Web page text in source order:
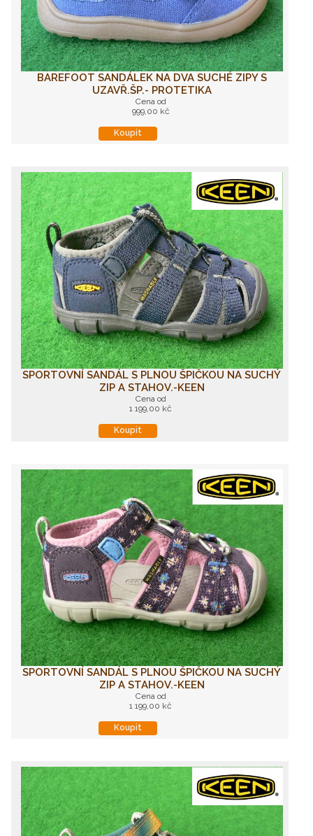
BAREFOOT SANDÁLEK NA DVA SUCHÉ ZIPY S
UZAVŘ.ŠP.- PROTETIKA
Cena od
999,00 kč
Koupit
SPORTOVNÍ SANDÁL S PLNOU ŠPIČKOU NA SUCHÝ
ZIP A STAHOV.-KEEN
Cena od
1 199,00 kč
Koupit
SPORTOVNÍ SANDÁL S PLNOU ŠPIČKOU NA SUCHÝ
ZIP A STAHOV.-KEEN
Cena od
1 199,00 kč
Koupit